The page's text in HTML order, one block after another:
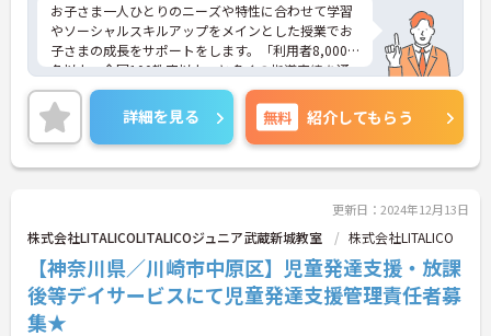
お子さま一人ひとりのニーズや特性に合わせて学習
やソーシャルスキルアップをメインとした授業でお
子さまの成長をサポートをします。「利用者8,000
名以上、全国100教室以上」と多くの指導実績を通
して培ったノウハウもあり、満足度の高いサービス
の提供とともに、自身の療育分野でのスキル向上も
目指せます。年間休日は120日前後とプライベート
との両立もしやすいです。
ご興味のある方はお気軽にお問い合わせ下さい。さ
詳細を見る 無料 紹介してもらう
更新日：2024年12月13日
株式会社LITALICOLITALICOジュニア武蔵新城教室 株式会社LITALICO
【神奈川県／川崎市中原区】児童発達支援・放課
後等デイサービスにて児童発達支援管理責任者募
集★